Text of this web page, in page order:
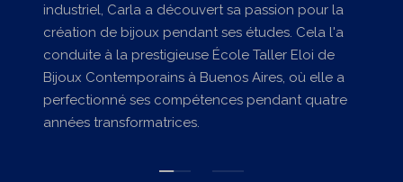
industriel, Carla a découvert sa passion pour la
création de bijoux pendant ses études. Cela l'a
conduite à la prestigieuse École Taller Eloi de
Bijoux Contemporains à Buenos Aires, où elle a
perfectionné ses compétences pendant quatre
années transformatrices.